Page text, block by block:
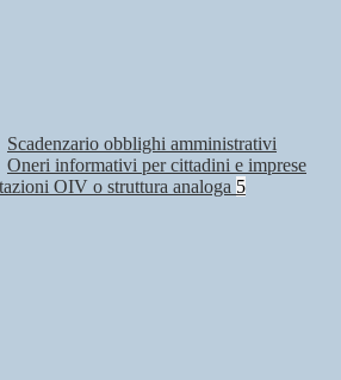
Scadenzario obblighi amministrativi
Oneri informativi per cittadini e imprese
OIV o struttura analoga 5